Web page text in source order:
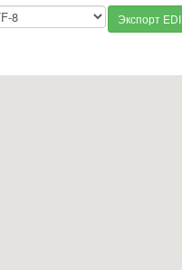
Экспорт EDI